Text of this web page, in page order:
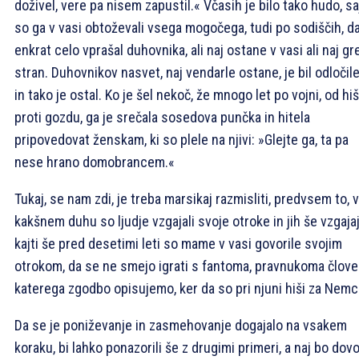
doživel, vere pa nisem zapustil.« Včasih je bilo tako hudo,
so ga v vasi obtoževali vsega mogočega, tudi po sodiščih,
enkrat celo vprašal duhovnika, ali naj ostane v vasi ali naj
stran. Duhovnikov nasvet, naj vendarle ostane, je bil
in tako je ostal. Ko je šel nekoč, že mnogo let po vojni, od
proti gozdu, ga je srečala sosedova punčka in hitela
pripovedovat ženskam, ki so plele na njivi: »Glejte ga, ta pa
nese hrano domobrancem.«
Tukaj, se nam zdi, je treba marsikaj razmisliti, predvsem to, v
kakšnem duhu so ljudje vzgajali svoje otroke in jih še
kajti še pred desetimi leti so mame v vasi govorile svojim
otrokom, da se ne smejo igrati s fantoma, pravnukoma
katerega zgodbo opisujemo, ker da so pri njuni hiši za
Da se je poniževanje in zasmehovanje dogajalo na vsakem
koraku, bi lahko ponazorili še z drugimi primeri, a naj bo